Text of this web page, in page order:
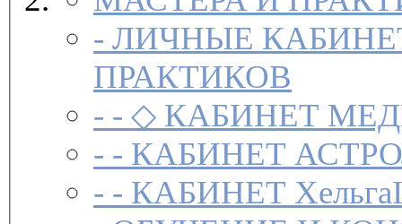
- ЛИЧНЫЕ
ПРАКТИКОВ
- - ◇ КАБИНЕТ
- - КАБИНЕТ
- - КАБИНЕТ ХельгаI